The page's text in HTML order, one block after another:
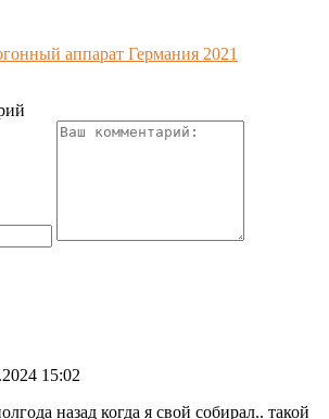
аппарат Германия 2021
15:02
назад когда я свой собирал.. такой